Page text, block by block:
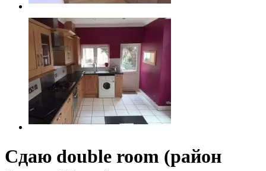
Сдаю double room (район